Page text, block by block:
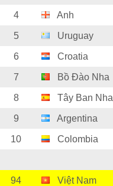
4 Anh
5 Uruguay
6 Croatia
7 Bồ Đào Nha
8 Tây Ban Nha
9 Argentina
10 Colombia
94 Việt Nam